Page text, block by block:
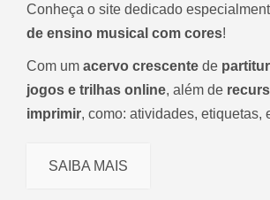
Conheça o site dedicado
de ensino musical com cores!
Com um acervo crescente de
jogos e trilhas online, além de
imprimir, como: atividades, etiquetas,
SAIBA MAIS